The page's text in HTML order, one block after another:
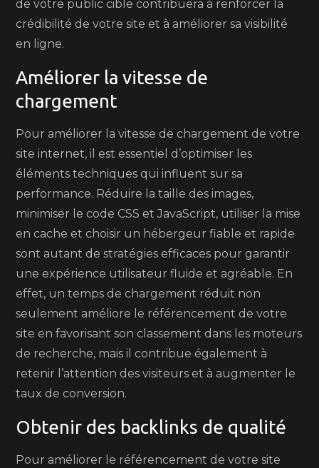
de votre public cible contribuera à renforcer la
crédibilité de votre site et à améliorer sa visibilité
en ligne.
Améliorer la vitesse de
chargement
Pour améliorer la vitesse de chargement de votre
site internet, il est essentiel d’optimiser les
éléments techniques qui influent sur sa
performance. Réduire la taille des images,
minimiser le code CSS et JavaScript, utiliser la mise
en cache et choisir un hébergeur fiable et rapide
sont autant de stratégies efficaces pour garantir
une expérience utilisateur fluide et agréable. En
effet, un temps de chargement réduit non
seulement améliore le référencement de votre
site en favorisant son classement dans les moteurs
de recherche, mais il contribue également à
retenir l’attention des visiteurs et à augmenter le
taux de conversion.
Obtenir des backlinks de qualité
Pour améliorer le référencement de votre site